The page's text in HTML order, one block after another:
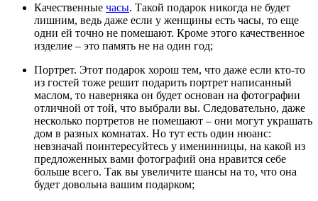
Качественные часы. Такой подарок никогда не будет
лишним, ведь даже если у женщины есть часы, то еще
одни ей точно не помешают. Кроме этого качественное
изделие – это память не на один год;
Портрет. Этот подарок хорош тем, что даже если кто-то
из гостей тоже решит подарить портрет написанный
маслом, то наверняка он будет основан на фотографии
отличной от той, что выбрали вы. Следовательно, даже
несколько портретов не помешают – они могут украшать
дом в разных комнатах. Но тут есть один нюанс:
невзначай поинтересуйтесь у именинницы, на какой из
предложенных вами фотографий она нравится себе
больше всего. Так вы увеличите шансы на то, что она
будет довольна вашим подарком;